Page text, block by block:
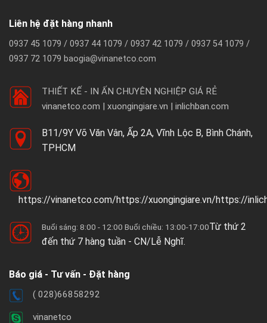
Liên hệ đặt hàng nhanh
0937 45 1079 / 0937 44 1079 / 0937 42 1079 / 0937 54 1079 /
0937 72 1079 baogia@vinanetco.com
THIẾT KẾ - IN ẤN CHUYÊN NGHIỆP GIÁ RẺ
vinanetco.com | xuongingiare.vn | inlichban.com
B11/9Y Võ Văn Vân, Ấp 2A, Vĩnh Lộc B, Bình Chánh,
TPHCM
https://vinanetco.com/https://xuongingiare.vn/https://
Buổi sáng: 8:00 - 12:00 Buổi chiều: 13:00-17:00Từ thứ 2
đến thứ 7 hàng tuần - CN/Lễ Nghĩ.
Báo giá - Tư vấn - Đặt hàng
( 028)66858292
vinanetco